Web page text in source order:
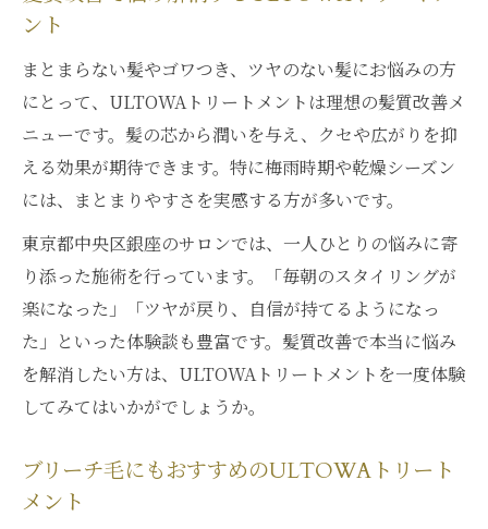
ント
まとまらない髪やゴワつき、ツヤのない髪にお悩みの方
にとって、ULTOWAトリートメントは理想の髪質改善メ
ニューです。髪の芯から潤いを与え、クセや広がりを抑
える効果が期待できます。特に梅雨時期や乾燥シーズン
には、まとまりやすさを実感する方が多いです。
東京都中央区銀座のサロンでは、一人ひとりの悩みに寄
り添った施術を行っています。「毎朝のスタイリングが
楽になった」「ツヤが戻り、自信が持てるようになっ
た」といった体験談も豊富です。髪質改善で本当に悩み
を解消したい方は、ULTOWAトリートメントを一度体験
してみてはいかがでしょうか。
ブリーチ毛にもおすすめのULTOWAトリート
メント